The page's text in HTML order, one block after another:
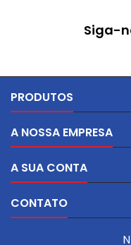
Siga-
PRODUTOS
A NOSSA EMPRESA
A SUA CONTA
CONTATO